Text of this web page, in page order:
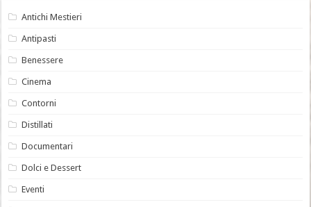
Antichi Mestieri
Antipasti
Benessere
Cinema
Contorni
Distillati
Documentari
Dolci e Dessert
Eventi